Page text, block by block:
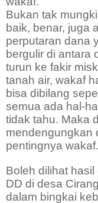
Bukan tak
baik, benar, juga
perputaran dana
bergulir di antara
turun ke fakir
tanah air, wakaf
bisa dibilang
semua ada hal-
tidak tahu. Maka
mendengungkan
pentingnya wakaf.
Boleh dilihat
DD di desa
dalam bingkai